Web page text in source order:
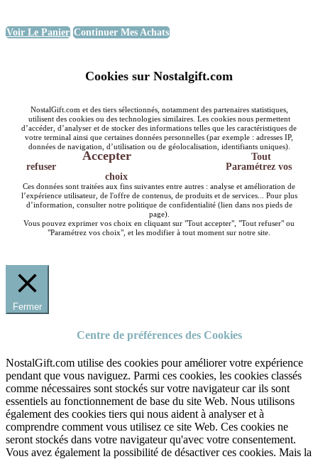
Voir Le Panier Continuer Mes Achats
Cookies sur Nostalgift.com
NostalGift.com et des tiers sélectionnés, notamment des partenaires statistiques,
utilisent des cookies ou des technologies similaires. Les cookies nous permettent
d’accéder, d’analyser et de stocker des informations telles que les caractéristiques de
votre terminal ainsi que certaines données personnelles (par exemple : adresses IP,
données de navigation, d’utilisation ou de géolocalisation, identifiants uniques).
Accepter
Tout
refuser
Paramétrez vos
choix
Ces données sont traitées aux fins suivantes entre autres : analyse et amélioration de
l’expérience utilisateur, de l'offre de contenus, de produits et de services... Pour plus
d’information, consulter notre politique de confidentialité (lien dans nos pieds de
page).
Vous pouvez exprimer vos choix en cliquant sur "Tout accepter", "Tout refuser" ou
"Paramétrez vos choix", et les modifier à tout moment sur notre site.
Fermer
Centre de préférences des Cookies
NostalGift.com utilise des cookies pour améliorer votre expérience
pendant que vous naviguez. Parmi ces cookies, les cookies classés
comme nécessaires sont stockés sur votre navigateur car ils sont
essentiels au fonctionnement de base du site Web. Nous utilisons
également des cookies tiers qui nous aident à analyser et à
comprendre comment vous utilisez ce site Web. Ces cookies ne
seront stockés dans votre navigateur qu'avec votre consentement.
Vous avez également la possibilité de désactiver ces cookies. Mais la